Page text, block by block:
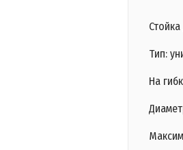
Тип:
На